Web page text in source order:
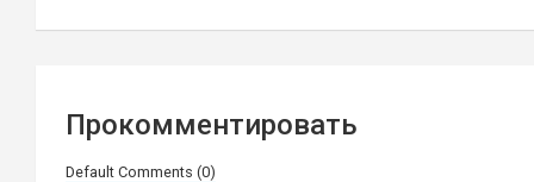
записям
Прокомментировать
Default Comments (0)